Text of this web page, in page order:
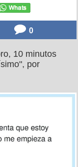
0
10 minutos
por